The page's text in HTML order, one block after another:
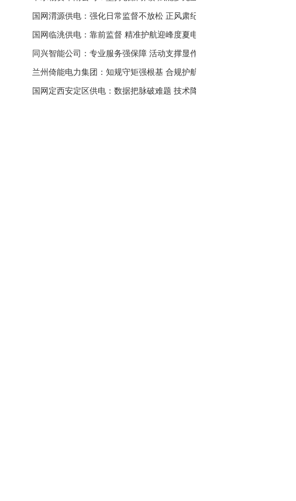
国网渭源供电：强化日常监督不放松 正风肃纪护航新征程
国网临洮供电：靠前监督 精准护航迎峰度夏电力“满格”
同兴智能公司：专业服务强保障 活动支撑显作为
兰州倚能电力集团：知规守矩强根基 合规护航促发展
国网定西安定区供电：数据把脉破难题 技术降损显成效